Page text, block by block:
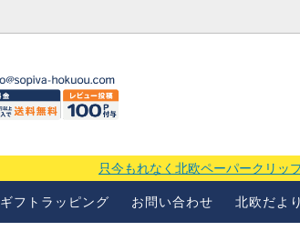
只今もれなく北欧ペーパークリッ
ギフトラッピング お問い合わせ 北欧だより